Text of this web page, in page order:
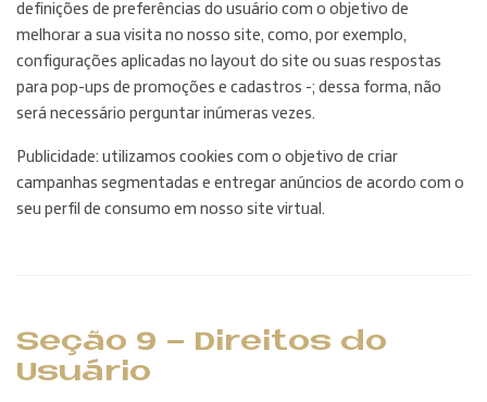
definições de preferências do usuário com o objetivo de
melhorar a sua visita no nosso site, como, por exemplo,
configurações aplicadas no layout do site ou suas respostas
para pop-ups de promoções e cadastros -; dessa forma, não
será necessário perguntar inúmeras vezes.
Publicidade: utilizamos cookies com o objetivo de criar
campanhas segmentadas e entregar anúncios de acordo com o
seu perfil de consumo em nosso site virtual.
Seção 9 - Direitos do
Usuário